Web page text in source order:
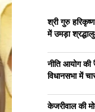
श्री गुरु
में उमड़ा
नीति आयोग की
विधानसभा में
केजरीवाल की